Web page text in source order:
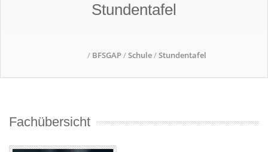
Stundentafel
/ BFSGAP/Schule/Stundentafel
Fachübersicht